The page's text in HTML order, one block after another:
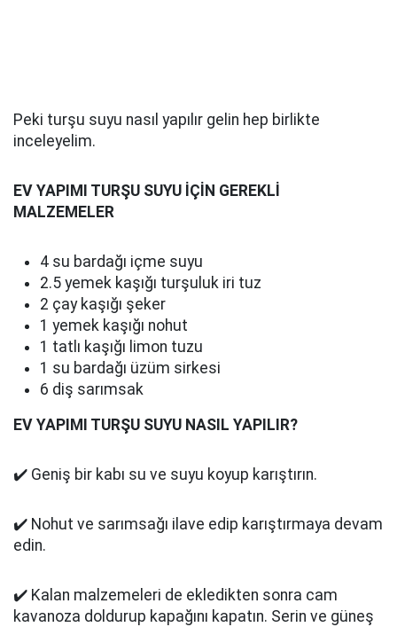
Peki turşu suyu nasıl yapılır gelin hep birlikte
inceleyelim.
EV YAPIMI TURŞU SUYU İÇİN GEREKLİ
MALZEMELER
4 su bardağı içme suyu
2.5 yemek kaşığı turşuluk iri tuz
2 çay kaşığı şeker
1 yemek kaşığı nohut
1 tatlı kaşığı limon tuzu
1 su bardağı üzüm sirkesi
6 diş sarımsak
EV YAPIMI TURŞU SUYU NASIL YAPILIR?
✔️ Geniş bir kabı su ve suyu koyup karıştırın.
✔️ Nohut ve sarımsağı ilave edip karıştırmaya devam
edin.
✔️ Kalan malzemeleri de ekledikten sonra cam
kavanoza doldurup kapağını kapatın. Serin ve güneş